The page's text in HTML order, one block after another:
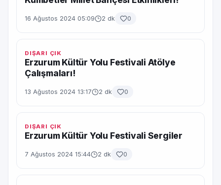
16 Ağustos 2024 05:09 2 dk 0
DIŞARI ÇIK
Erzurum Kültür Yolu Festivali Atölye
Çalışmaları!
13 Ağustos 2024 13:17 2 dk 0
DIŞARI ÇIK
Erzurum Kültür Yolu Festivali Sergiler
7 Ağustos 2024 15:44 2 dk 0